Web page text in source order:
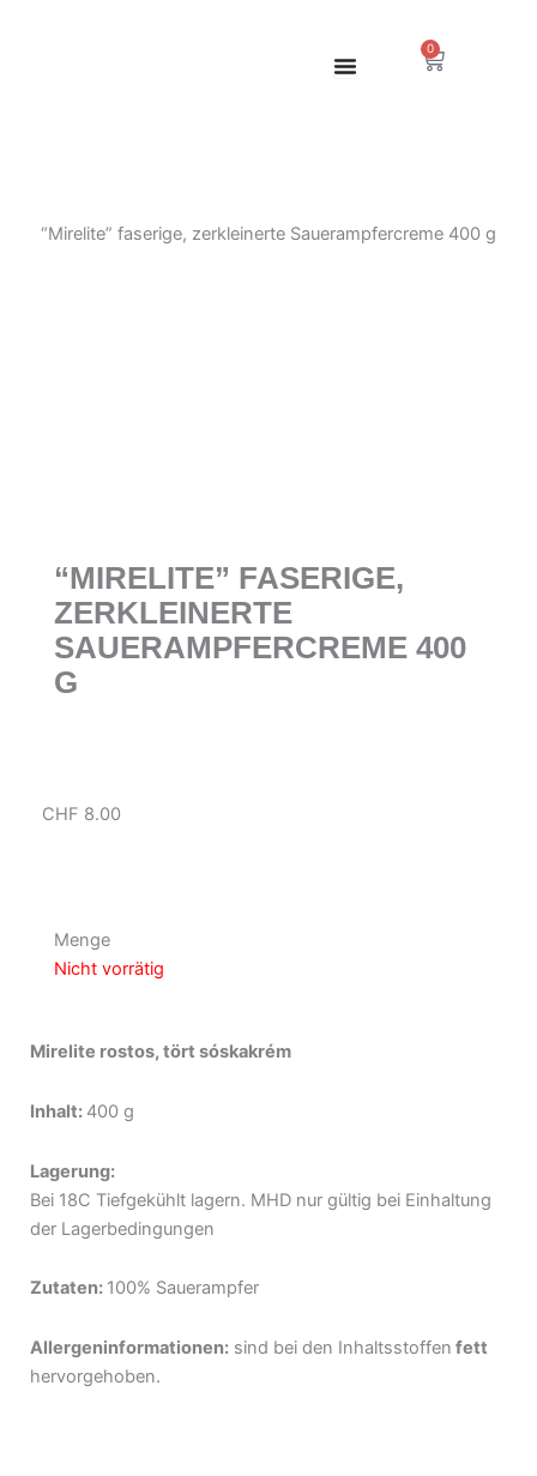
0
“Mirelite” faserige, zerkleinerte Sauerampfercreme 400 g
“MIRELITE” FASERIGE,
ZERKLEINERTE
SAUERAMPFERCREME 400
G
CHF 8.00
Menge
Nicht vorrätig
Mirelite rostos, tört sóskakrém
Inhalt: 400 g
Lagerung:
Bei 18C Tiefgekühlt lagern. MHD nur gültig bei Einhaltung
der Lagerbedingungen
Zutaten: 100% Sauerampfer
Allergeninformationen:sind bei den Inhaltsstoffen fett
hervorgehoben.